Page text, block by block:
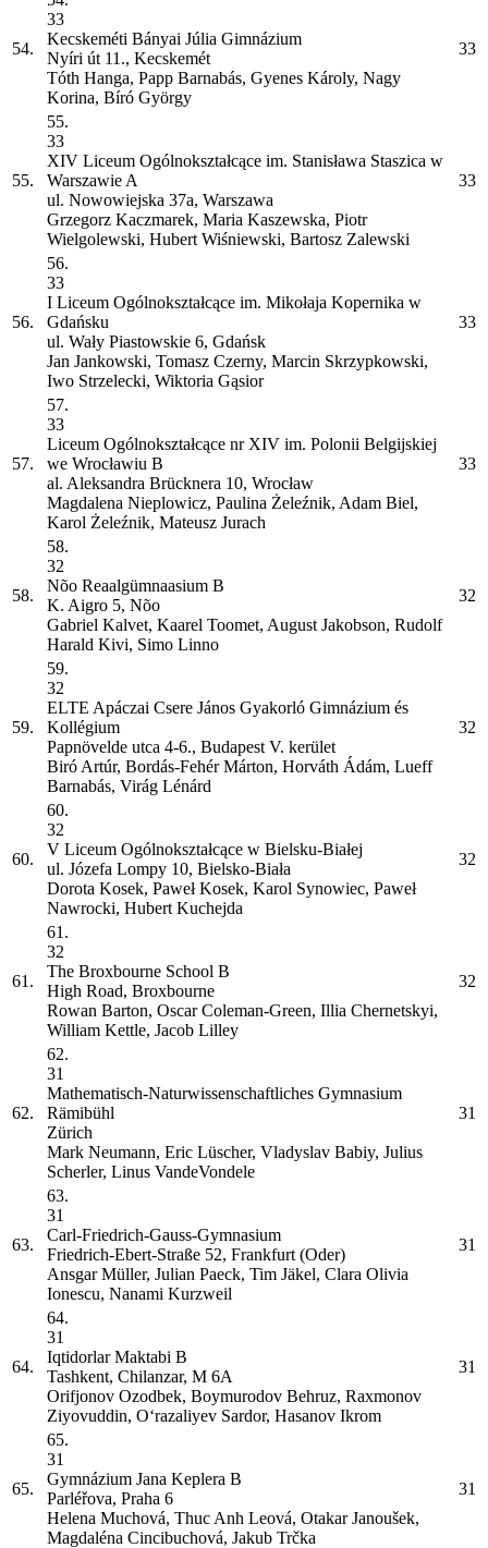
54.
33
Kecskeméti Bányai Júlia Gimnázium
Nyíri út 11., Kecskemét
Tóth Hanga, Papp Barnabás, Gyenes Károly, Nagy
Korina, Bíró György
33
55.
55.
33
XIV Liceum Ogólnokształcące im. Stanisława Staszica w
Warszawie A
ul. Nowowiejska 37a, Warszawa
Grzegorz Kaczmarek, Maria Kaszewska, Piotr
Wielgolewski, Hubert Wiśniewski, Bartosz Zalewski
33
56.
56.
33
I Liceum Ogólnokształcące im. Mikołaja Kopernika w
Gdańsku
ul. Wały Piastowskie 6, Gdańsk
Jan Jankowski, Tomasz Czerny, Marcin Skrzypkowski,
Iwo Strzelecki, Wiktoria Gąsior
33
57.
57.
33
Liceum Ogólnokształcące nr XIV im. Polonii Belgijskiej
we Wrocławiu B
al. Aleksandra Brücknera 10, Wrocław
Magdalena Nieplowicz, Paulina Żeleźnik, Adam Biel,
Karol Żeleźnik, Mateusz Jurach
33
58.
58.
32
Nõo Reaalgümnaasium B
K. Aigro 5, Nõo
Gabriel Kalvet, Kaarel Toomet, August Jakobson, Rudolf
Harald Kivi, Simo Linno
32
59.
59.
32
ELTE Apáczai Csere János Gyakorló Gimnázium és
Kollégium
Papnövelde utca 4-6., Budapest V. kerület
Biró Artúr, Bordás-Fehér Márton, Horváth Ádám, Lueff
Barnabás, Virág Lénárd
32
60.
60.
32
V Liceum Ogólnokształcące w Bielsku-Białej
ul. Józefa Lompy 10, Bielsko-Biała
Dorota Kosek, Paweł Kosek, Karol Synowiec, Paweł
Nawrocki, Hubert Kuchejda
32
61.
61.
32
The Broxbourne School B
High Road, Broxbourne
Rowan Barton, Oscar Coleman-Green, Illia Chernetskyi,
William Kettle, Jacob Lilley
32
62.
62.
31
Mathematisch-Naturwissenschaftliches Gymnasium
Rämibühl
Zürich
Mark Neumann, Eric Lüscher, Vladyslav Babiy, Julius
Scherler, Linus VandeVondele
31
63.
63.
31
Carl-Friedrich-Gauss-Gymnasium
Friedrich-Ebert-Straße 52, Frankfurt (Oder)
Ansgar Müller, Julian Paeck, Tim Jäkel, Clara Olivia
Ionescu, Nanami Kurzweil
31
64.
64.
31
Iqtidorlar Maktabi B
Tashkent, Chilanzar, M 6A
Orifjonov Ozodbek, Boymurodov Behruz, Raxmonov
Ziyovuddin, O‘razaliyev Sardor, Hasanov Ikrom
31
65.
65.
31
Gymnázium Jana Keplera B
Parléřova, Praha 6
Helena Muchová, Thuc Anh Leová, Otakar Janoušek,
Magdaléna Cincibuchová, Jakub Trčka
31